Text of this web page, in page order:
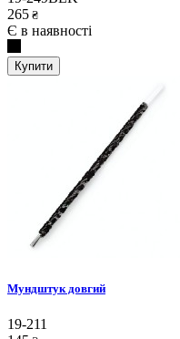
265 ₴
Є в наявності
Купити
Мундштук довгий
19-211